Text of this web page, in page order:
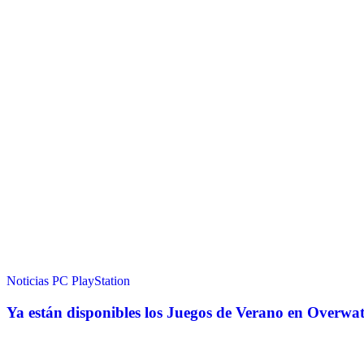
Noticias PC PlayStation
Ya están disponibles los Juegos de Verano en